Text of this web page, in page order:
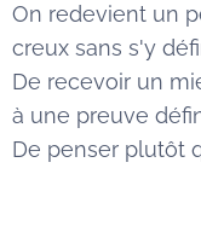
On redevient un
creux sans s'y
De recevoir un
à une preuve
De penser plutôt